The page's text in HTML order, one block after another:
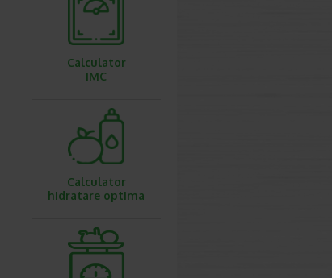
Calculator
IMC
Calculator
hidratare optima